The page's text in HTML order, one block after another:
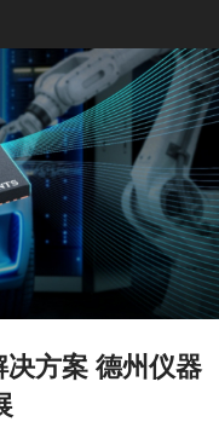
决方案 德州仪器